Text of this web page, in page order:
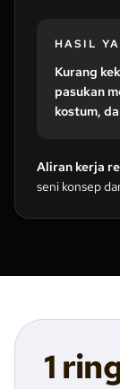
HASIL
Kurang
pasukan
kostum,
Aliran kerja
seni konsep
1